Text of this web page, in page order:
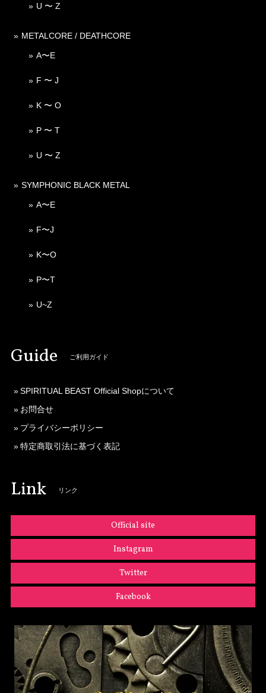
U 〜 Z
METALCORE / DEATHCORE
A〜E
F 〜 J
K 〜 O
P 〜 T
U 〜 Z
SYMPHONIC BLACK METAL
A〜E
F〜J
K〜O
P〜T
U~Z
Guide ご利用ガイド
SPIRITUAL BEAST Official Shopについて
お問合せ
プライバシーポリシー
特定商取引法に基づく表記
Link リンク
Official site
Instagram
Twitter
Facebook